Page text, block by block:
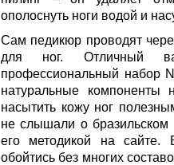
ополоснуть ноги водой и
Сам педикюр проводят
для ног. Отличный
профессиональный набор
натуральные компоненты
насытить кожу ног
не слышали о бразильском
его методикой на сайте.
обойтись без многих